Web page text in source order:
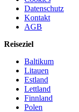
Datenschutz
Kontakt
AGB
Reiseziel
Baltikum
Litauen
Estland
Lettland
Finnland
Polen